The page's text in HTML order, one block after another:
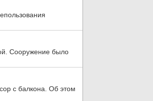
Сооружение было
с балкона. Об этом